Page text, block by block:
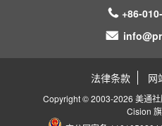
+86-
法律条款 网
Copyright © 2003-2026 美通
Cision